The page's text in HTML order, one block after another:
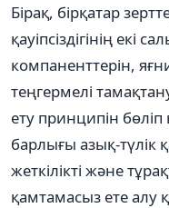
Бірақ, бірқатар
қауіпсіздігінің екі
компаненттерін,
теңгермелі
ету принципін
барлығы азық-түлік
жеткілікті және
қамтамасыз ете алу